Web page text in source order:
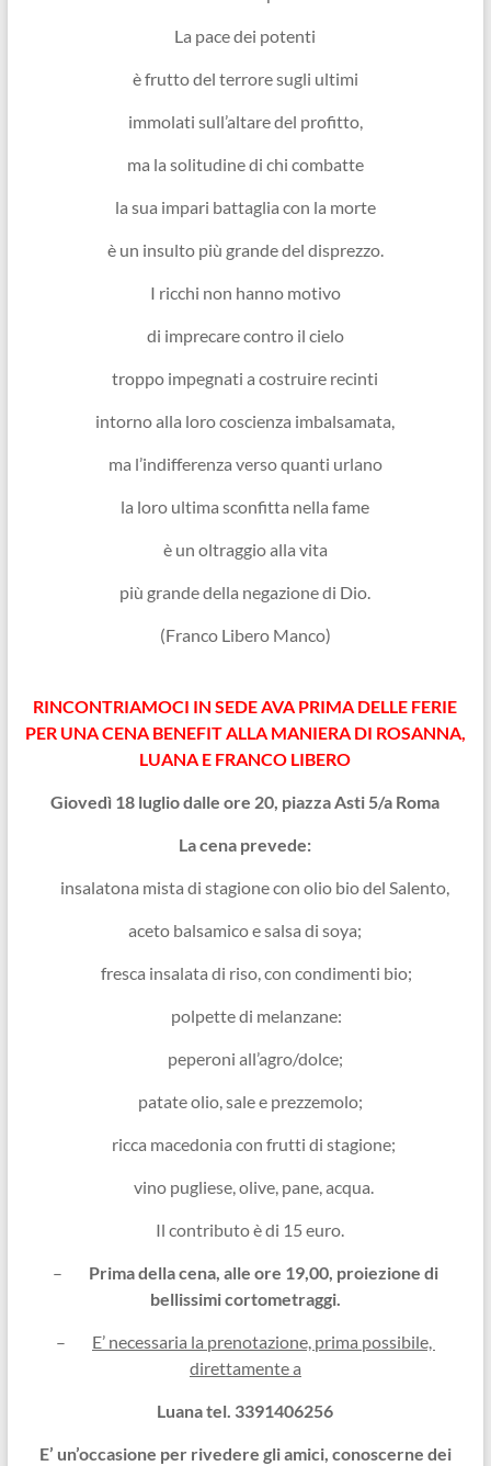
La pace dei potenti
è frutto del terrore sugli ultimi
immolati sull’altare del profitto,
ma la solitudine di chi combatte
la sua impari battaglia con la morte
è un insulto più grande del disprezzo.
I ricchi non hanno motivo
di imprecare contro il cielo
troppo impegnati a costruire recinti
intorno alla loro coscienza imbalsamata,
ma l’indifferenza verso quanti urlano
la loro ultima sconfitta nella fame
è un oltraggio alla vita
più grande della negazione di Dio.
(Franco Libero Manco)
RINCONTRIAMOCI IN SEDE AVA PRIMA DELLE FERIE
PER UNA CENA BENEFIT ALLA MANIERA DI ROSANNA,
LUANA E FRANCO LIBERO
Giovedì 18 luglio dalle ore 20, piazza Asti 5/a Roma
La cena prevede:
insalatona mista di stagione con olio bio del Salento,
aceto balsamico e salsa di soya;
fresca insalata di riso, con condimenti bio;
polpette di melanzane:
peperoni all’agro/dolce;
patate olio, sale e prezzemolo;
ricca macedonia con frutti di stagione;
vino pugliese, olive, pane, acqua.
Il contributo è di 15 euro.
–
Prima della cena, alle ore 19,00, proiezione di
bellissimi cortometraggi.
– E’ necessaria la prenotazione, prima possibile,
direttamente a
Luana tel. 3391406256
E’ un’occasione per rivedere gli amici, conoscerne dei